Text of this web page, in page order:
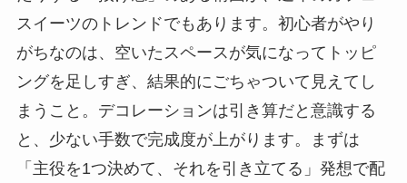
スイーツのトレンドでもあります。初心者がやり
がちなのは、空いたスペースが気になってトッピ
ングを足しすぎ、結果的にごちゃついて見えてし
まうこと。デコレーションは引き算だと意識する
と、少ない手数で完成度が上がります。まずは
「主役を1つ決めて、それを引き立てる」発想で配